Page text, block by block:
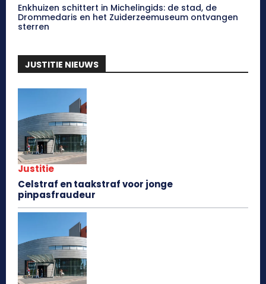
Enkhuizen schittert in Michelingids: de stad, de
Drommedaris en het Zuiderzeemuseum ontvangen
sterren
JUSTITIE NIEUWS
Justitie
Celstraf en taakstraf voor jonge
pinpasfraudeur